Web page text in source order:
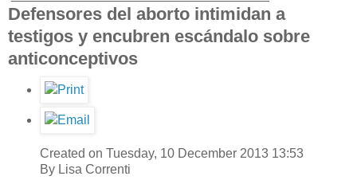
Defensores del aborto intimidan a
testigos y encubren escándalo sobre
anticonceptivos
Created on Tuesday, 10 December 2013 13:53
By Lisa Correnti